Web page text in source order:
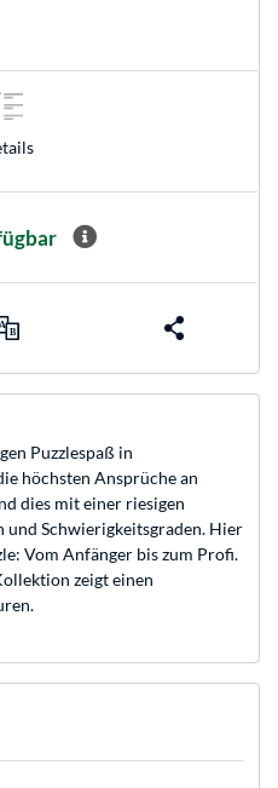
Puzzlespaß in
höchsten Ansprüche an
dies mit einer riesigen
Schwierigkeitsgraden. Hier
Vom Anfänger bis zum Profi.
zeigt einen